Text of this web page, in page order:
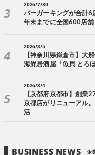
2026/7/30
バーガーキングが合計
年末までに全国600店舗
2026/8/5
【神奈川県鎌倉市】大
海鮮居酒屋「魚貝 とろ
2026/8/4
【京都府京都市】創業
京都店がリニューアル
活
BUSINESS NEWS 企